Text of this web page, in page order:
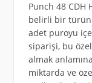
Punch 48 CDH
belirli bir
adet puroyu
siparişi, bu
almak
miktarda ve